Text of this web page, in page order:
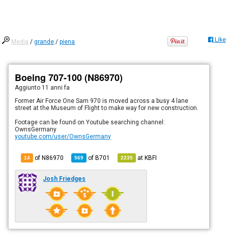
Media /grande /piena Like
Boeing 707-100 (N86970)
Aggiunto 11 anni fa
Former Air Force One Sam 970 is moved across a busy 4 lane
street at the Museum of Flight to make way for new construction.
Footage can be found on Youtube searching channel:
OwnsGermany
youtube.com/user/OwnsGermany
14 of N86970 569 ofB701 2235 atKBFI
Josh Friedges